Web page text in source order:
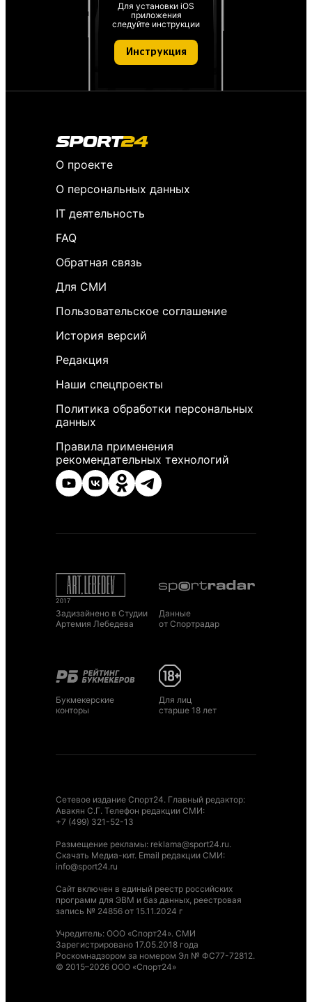
Для установки iOS
приложения
следуйте инструкции
Инструкция
О проекте
О персональных данных
IT деятельность
FAQ
Обратная связь
Для СМИ
Пользовательское соглашение
История версий
Редакция
Наши спецпроекты
Политика обработки персональных
данных
Правила применения
рекомендательных технологий
Задизайнено в Студии
Артемия Лебедева
Данные
от Спортрадар
Букмекерские
конторы
Для лиц
старше 18 лет
Сетевое издание Спорт24. Главный редактор:
Авакян С.Г. Телефон редакции СМИ:
+7 (499) 321-52-13
Размещение рекламы: reklama@sport24.ru.
Скачать Медиа-кит. Email редакции СМИ:
info@sport24.ru
Сайт включен в единый реестр российских
программ для ЭВМ и баз данных, реестровая
запись № 24856 от 15.11.2024 г
Учредитель: ООО «Спорт24». СМИ
Зарегистрировано 17.05.2018 года
Роскомнадзором за номером Эл № ФС77-72812.
© 2015–2026 ООО «Спорт24»